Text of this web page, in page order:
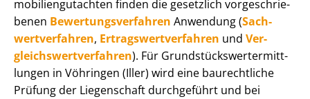
mo­bi­li­en­gut­ach­ten finden die gesetzlich vor­ge­schrie­
be­nen Be­wer­tungs­ver­fah­ren Anwendung (Sach­
wert­ver­fah­ren, Er­trags­wert­ver­fah­ren und Ver­
gleichs­wert­ver­fah­ren). Für Grund­stücks­wert­ermitt­
lun­gen in Vöhringen (Iller) wird eine baurechtliche
Prüfung der Liegenschaft durchgeführt und bei